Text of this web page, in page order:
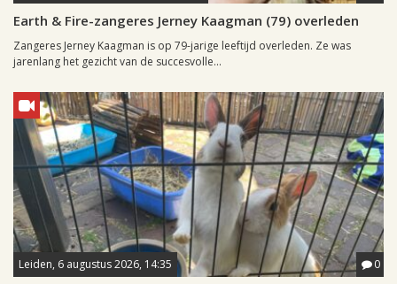
Earth & Fire-zangeres Jerney Kaagman (79) overleden
Zangeres Jerney Kaagman is op 79-jarige leeftijd overleden. Ze was
jarenlang het gezicht van de succesvolle...
Leiden, 6 augustus 2026, 14:35 0